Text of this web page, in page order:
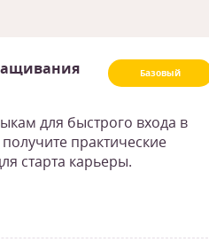
Базовый
для быстрого входа в
практические
старта карьеры.